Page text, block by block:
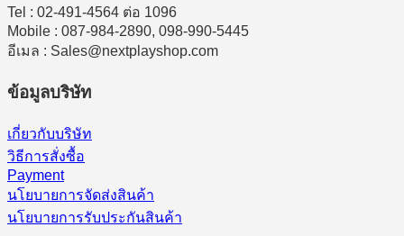
Tel : 02-491-4564 ต่อ 1096
Mobile : 087-984-2890, 098-990-5445
อีเมล : Sales@nextplayshop.com
ข้อมูลบริษัท
เกี่ยวกับบริษัท
วิธีการสั่งซื้อ
Payment
นโยบายการจัดส่งสินค้า
นโยบายการรับประกันสินค้า